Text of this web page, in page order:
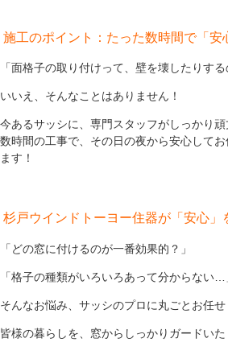
施工のポイント：たった数時間で「安
「面格子の取り付けって、壁を壊したりする
いいえ、そんなことはありません！
今あるサッシに、専門スタッフがしっかり
数時間の工事で、その日の夜から安心して
ます！
杉戸ウインドトーヨー住器が「安心」
「どの窓に付けるのが一番効果的？」
「格子の種類がいろいろあって分からない…
そんなお悩み、サッシのプロに丸ごとお任せ
皆様の暮らしを、窓からしっかりガードいた